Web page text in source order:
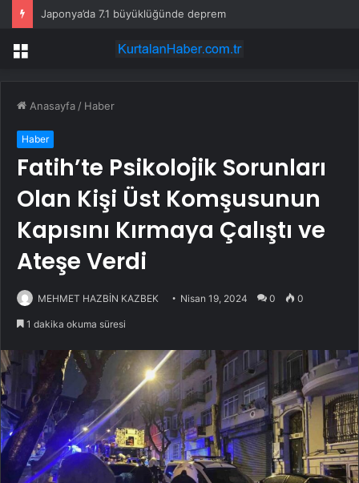
Japonya’da 7.1 büyüklüğünde deprem
Menü
Anasayfa / Haber
Haber
Fatih’te Psikolojik Sorunları
Olan Kişi Üst Komşusunun
Kapısını Kırmaya Çalıştı ve
Ateşe Verdi
MEHMET HAZBİN KAZBEK Nisan 19, 2024 0 0
1 dakika okuma süresi